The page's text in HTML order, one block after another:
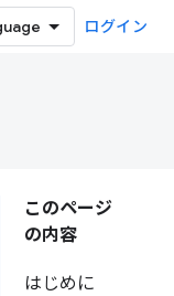
ログイン
このページ
の内容
はじめに